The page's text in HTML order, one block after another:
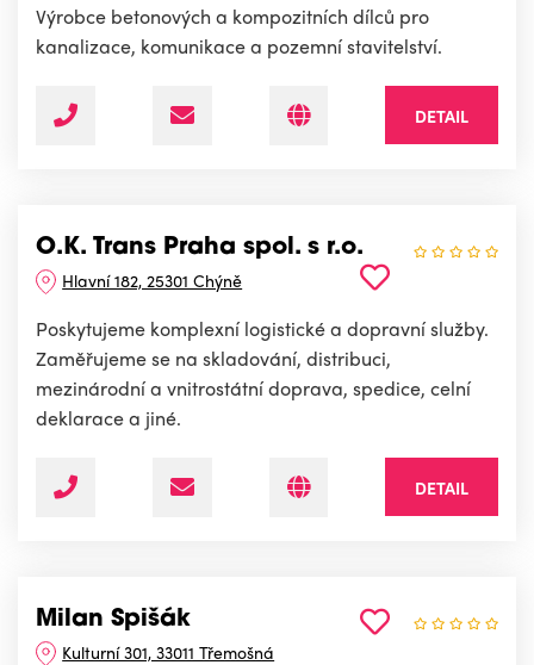
Výrobce betonových a kompozitních dílců pro
kanalizace, komunikace a pozemní stavitelství.
DETAIL
O.K. Trans Praha spol. s r.o.
Hlavní 182, 25301 Chýně
Poskytujeme komplexní logistické a dopravní služby.
Zaměřujeme se na skladování, distribuci,
mezinárodní a vnitrostátní doprava, spedice, celní
deklarace a jiné.
DETAIL
Milan Spišák
Kulturní 301, 33011 Třemošná